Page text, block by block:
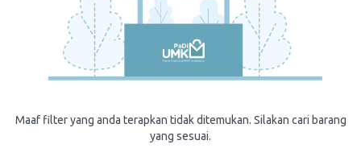
Maaf filter yang anda terapkan tidak ditemukan. Silakan cari barang
yang sesuai.